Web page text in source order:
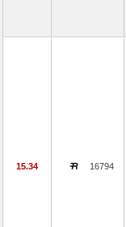
15.34 16794